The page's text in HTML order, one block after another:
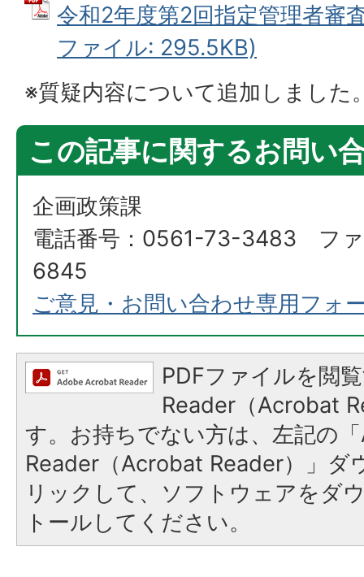
令和2年度第2回指定管理者審
ファイル: 295.5KB)
※質疑内容について追加しました
この記事に関するお問い
企画政策課
電話番号：0561-73-3483 フ
6845
ご意見・お問い合わせ専用フォ
PDFファイルを閲
Reader（Acrobat
す。お持ちでない方は、左記の
Reader（Acrobat Reader）」ダ
リックして、ソフトウェアをダ
トールしてください。